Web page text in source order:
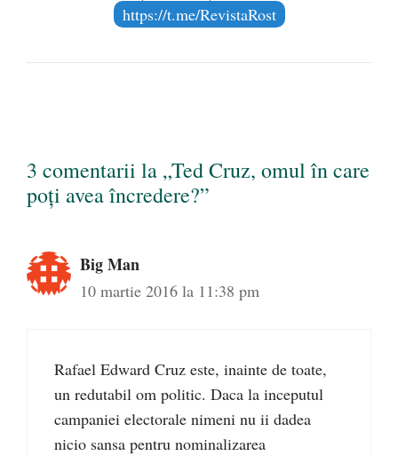
https://t.me/RevistaRost
3 comentarii la „Ted Cruz, omul în care
poți avea încredere?”
Big Man
10 martie 2016 la 11:38 pm
Rafael Edward Cruz este, inainte de toate,
un redutabil om politic. Daca la inceputul
campaniei electorale nimeni nu ii dadea
nicio sansa pentru nominalizarea